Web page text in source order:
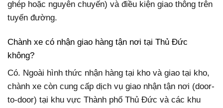
ghép hoặc nguyên chuyến) và điều kiện giao thông trên
tuyến đường.
Chành xe có nhận giao hàng tận nơi tại Thủ Đức
không?
Có. Ngoài hình thức nhận hàng tại kho và giao tại kho,
chành xe còn cung cấp dịch vụ giao nhận tận nơi (door-
to-door) tại khu vực Thành phố Thủ Đức và các khu